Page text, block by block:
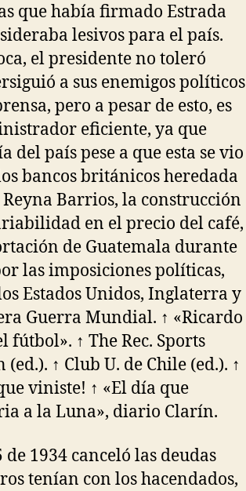
que había firmado Estrada
lesivos para el país.
el presidente no toleró
a sus enemigos políticos
pero a pesar de esto, es
eficiente, ya que
país pese a que esta se vio
bancos británicos heredada
Barrios, la construcción
en el precio del café,
de Guatemala durante
las imposiciones políticas,
Estados Unidos, Inglaterra y
Guerra Mundial. ↑ «Ricardo
↑ The Rec. Sports
↑ Club U. de Chile (ed.). ↑
viniste! ↑ «El día que
a la Luna», diario Clarín.
1934 canceló las deudas
tenían con los hacendados,